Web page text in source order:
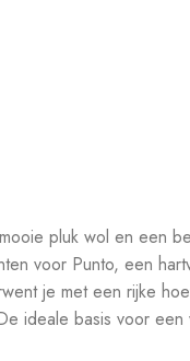
pluk wol en een
voor Punto, een
je met een rijke
ideale basis voor een